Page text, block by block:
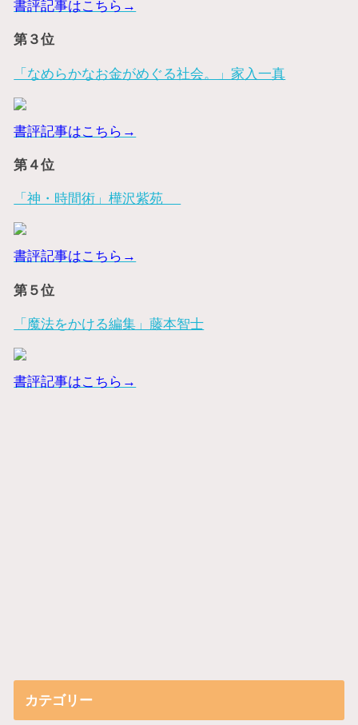
書評記事はこちら→
第３位
「なめらかなお金がめぐる社会。」家入一真
書評記事はこちら→
第４位
「神・時間術」樺沢紫苑
書評記事はこちら→
第５位
「魔法をかける編集」藤本智士
書評記事はこちら→
カテゴリー